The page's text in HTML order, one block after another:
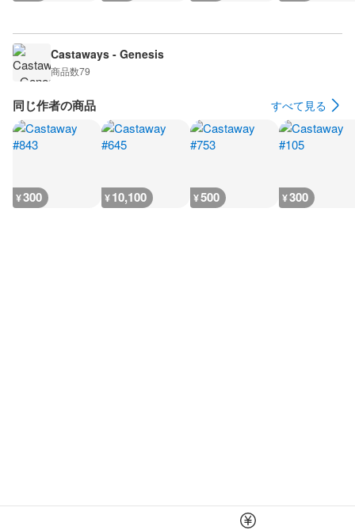
Castaways - Genesis
商品数79
同じ作者の商品 すべて見る
¥300 ¥10,100 ¥500 ¥300